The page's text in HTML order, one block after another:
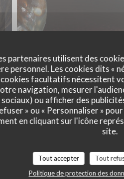
partenaires utilisent des
personnel. Les cookies dits «
facultatifs nécessitent
navigation, mesurer
ou afficher des
» ou « Personnaliser »
en cliquant sur l'icône
site.
Tout accepter Tout
Politique de protection des